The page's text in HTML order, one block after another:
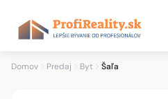
Domov Predaj Byt Šaľa